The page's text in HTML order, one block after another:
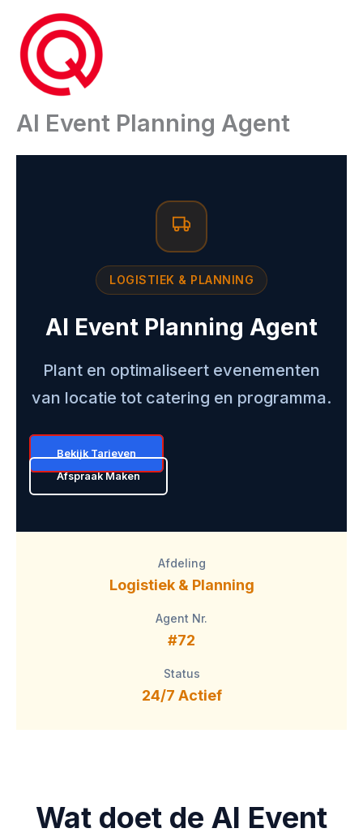
inhoud
AI Event Planning Agent
LOGISTIEK & PLANNING
AI Event Planning Agent
Plant en optimaliseert evenementen
van locatie tot catering en programma.
Bekijk Tarieven
Afspraak Maken
Afdeling
Logistiek & Planning
Agent Nr.
#72
Status
24/7 Actief
Wat doet de AI Event